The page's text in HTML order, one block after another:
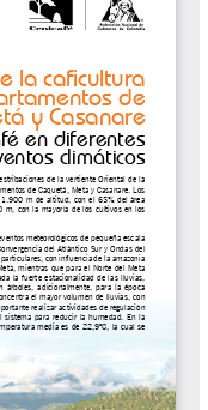
Powered by: Cenicafé
aceptas nuestros
de Privacidad y
.